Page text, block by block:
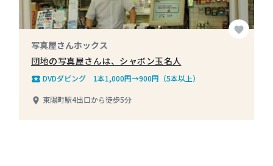
favorite
写真屋さんホックス
団地の写真屋さんは、シャボン玉名人
local_play DVDダビング 1本1,000円→900円（5本以上）
place 東陽町駅4出口から徒歩5分